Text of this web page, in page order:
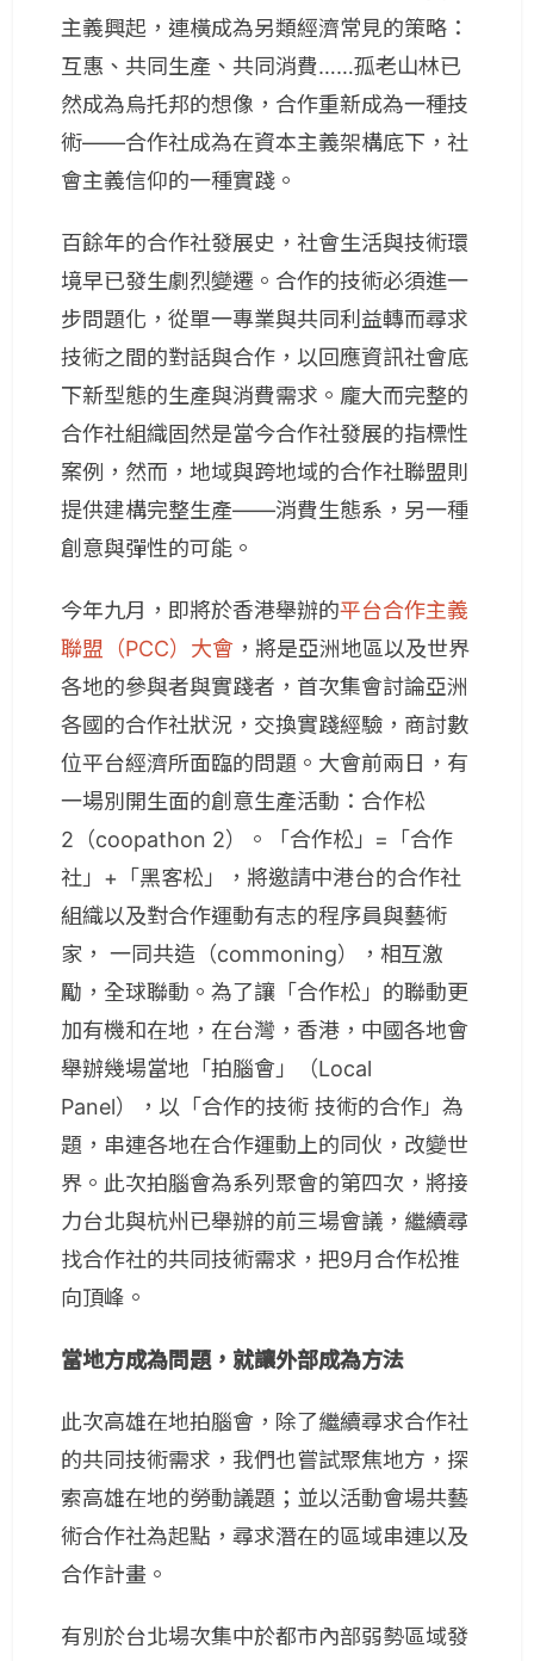
主義興起，連橫成為另類經濟常見的策略：
互惠、共同生產、共同消費……孤老山林已
然成為烏托邦的想像，合作重新成為一種技
術——合作社成為在資本主義架構底下，社
會主義信仰的一種實踐。
百餘年的合作社發展史，社會生活與技術環
境早已發生劇烈變遷。合作的技術必須進一
步問題化，從單一專業與共同利益轉而尋求
技術之間的對話與合作，以回應資訊社會底
下新型態的生產與消費需求。龐大而完整的
合作社組織固然是當今合作社發展的指標性
案例，然而，地域與跨地域的合作社聯盟則
提供建構完整生產——消費生態系，另一種
創意與彈性的可能。
今年九月，即將於香港舉辦的平台合作主義
聯盟（PCC）大會，將是亞洲地區以及世界
各地的參與者與實踐者，首次集會討論亞洲
各國的合作社狀況，交換實踐經驗，商討數
位平台經濟所面臨的問題。大會前兩日，有
一場別開生面的創意生產活動：合作松
2（coopathon 2）。「合作松」=「合作
社」+「黑客松」，將邀請中港台的合作社
組織以及對合作運動有志的程序員與藝術
家， 一同共造（commoning），相互激
勵，全球聯動。為了讓「合作松」的聯動更
加有機和在地，在台灣，香港，中國各地會
舉辦幾場當地「拍腦會」（Local
Panel），以「合作的技術 技術的合作」為
題，串連各地在合作運動上的同伙，改變世
界。此次拍腦會為系列聚會的第四次，將接
力台北與杭州已舉辦的前三場會議，繼續尋
找合作社的共同技術需求，把9月合作松推
向頂峰。
當地方成為問題，就讓外部成為方法
此次高雄在地拍腦會，除了繼續尋求合作社
的共同技術需求，我們也嘗試聚焦地方，探
索高雄在地的勞動議題；並以活動會場共藝
術合作社為起點，尋求潛在的區域串連以及
合作計畫。
有別於台北場次集中於都市內部弱勢區域發